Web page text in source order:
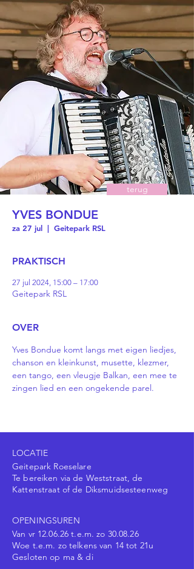
YVES BONDUE
za 27 jul
  |
Geitepark RSL
PRAKTISCH
27 jul 2024, 15:00 – 17:00
Geitepark RSL
OVER
Yves Bondue komt langs met eigen liedjes,
chanson en kleinkunst, musette, klezmer,
een tango, een vleugje Balkan, een mee te
zingen lied en een ongekende parel.
terug
LOCATIE
Geitepark Roeselare
Te bereiken via de Weststraat, de
Kattenstraat of de Diksmuidsesteenweg
OPENINGSUREN
Van vr 12.06.26 t.e.m. zo 30.08.26
Woe t.e.m. zo telkens van 14 tot 21u
Gesloten op ma & di